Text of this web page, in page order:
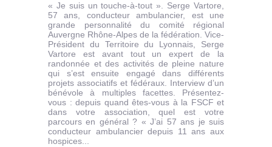
« Je suis un touche-à-tout ». Serge Vartore,
57 ans, conducteur ambulancier, est une
grande personnalité du comité régional
Auvergne Rhône-Alpes de la fédération. Vice-
Président du Territoire du Lyonnais, Serge
Vartore est avant tout un expert de la
randonnée et des activités de pleine nature
qui s’est ensuite engagé dans différents
projets associatifs et fédéraux. Interview d’un
bénévole à multiples facettes. Présentez-
vous : depuis quand êtes-vous à la FSCF et
dans votre association, quel est votre
parcours en général ? « J’ai 57 ans je suis
conducteur ambulancier depuis 11 ans aux
hospices...